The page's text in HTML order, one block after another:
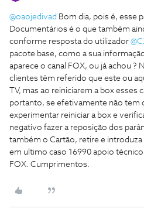
@oaojedivad Bom dia, pois é, esse
Documentários é o que também
conforme resposta do utilizador
pacote base, como a sua
aparece o canal FOX, ou já achou ?
clientes têm referido que este ou
TV, mas ao reiniciarem a box esses
portanto, se efetivamente não tem
experimentar reiniciar a box e
negativo fazer a reposição dos
também o Cartão, retire e
em ultimo caso 16990 apoio
FOX. Cumprimentos.